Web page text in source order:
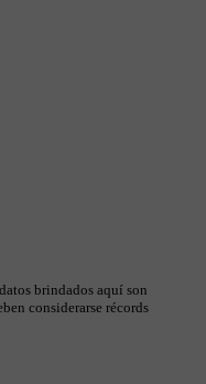
brindados aquí son
considerarse récords